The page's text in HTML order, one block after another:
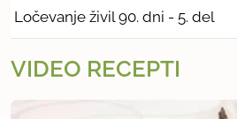
Ločevanje živil 90. dni - 5. del
VIDEO RECEPTI